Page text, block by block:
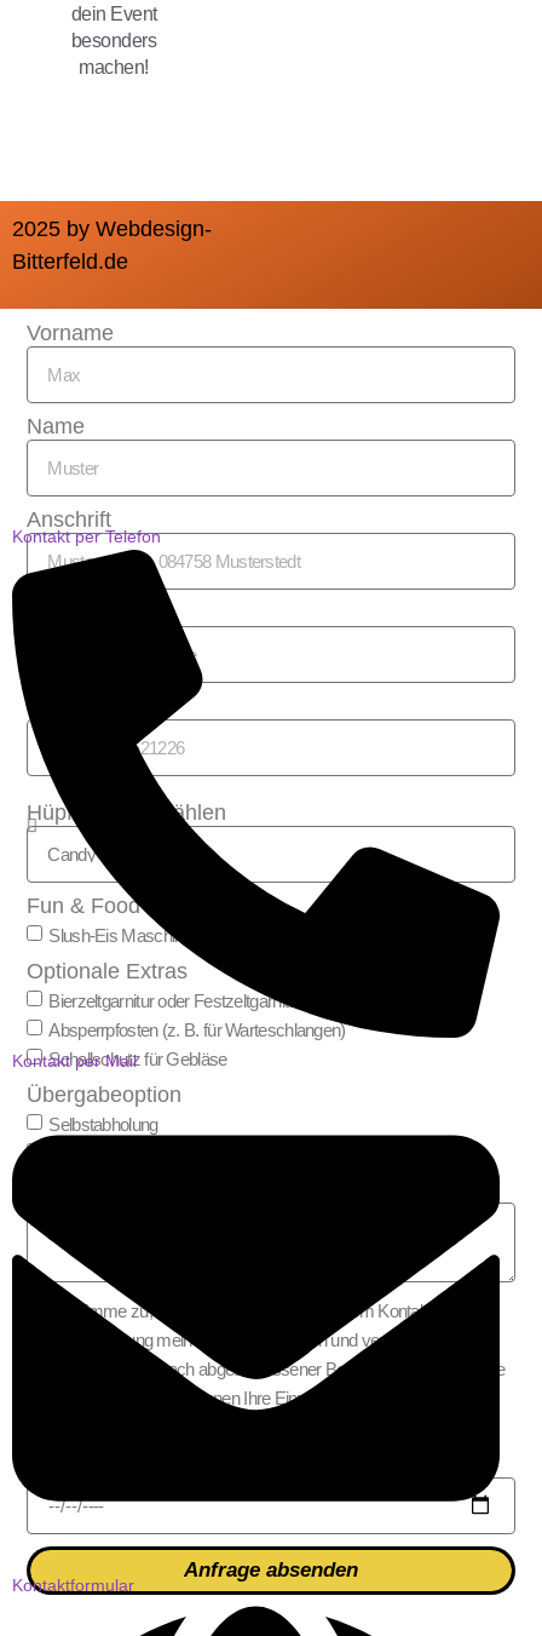
dein Event
besonders
machen!
2025 by Webdesign-
Bitterfeld.de
Vorname
Name
Anschrift
Tel:
Hüpfburg auswählen
Fun & Food auswählen
Slush-Eis Maschine
Optionale Extras
Bierzeltgarnitur oder Festzeltgarnitur
Absperrpfosten (z. B. für Warteschlangen)
Schallschutz für Gebläse
Übergabeoption
Selbstabholung
Ich stimme zu, dass meine Angaben aus dem Kontaktformular
zur Beantwortung meiner Anfrage erhoben und verarbeitet werden.
Die Daten werden nach abgeschlossener Bearbeitung Ihrer Anfrage
gelöscht. Hinweis: Sie können Ihre Einwilligung jederzeit für die
Anfrage absenden
Kontakt per Telefon
Kontakt per Mail
Kontaktformular